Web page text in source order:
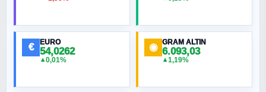
MURAT ÖZKAN
€ EURO
54,0262
▲0,01%
◉ GRAM ALTIN
6.093,03
▲1,19%